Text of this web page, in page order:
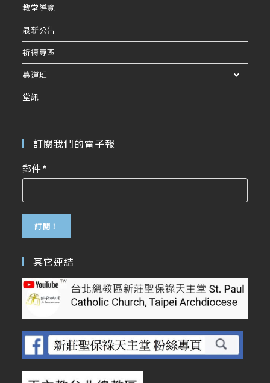
教堂導覽
最新公告
祈禱專區
慕道班
堂訊
訂閱我們的電子報
郵件*
其它連結